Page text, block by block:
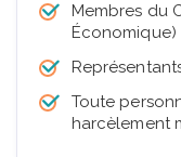
Membres du
Économique)
Toute
harcèlement